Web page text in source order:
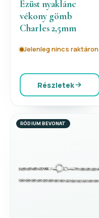
Ezüst nyaklánc
vékony gömb
Charles 2,5mm
Jelenleg nincs raktáron
Részletek
RÓDIUM BEVONAT